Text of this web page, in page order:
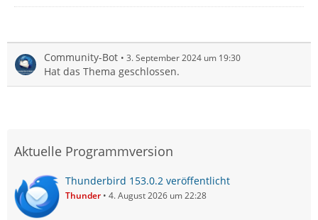
Community-Bot 3. September 2024 um 19:30
Hat das Thema geschlossen.
Aktuelle Programmversion
Thunderbird 153.0.2 veröffentlicht
Thunder 4. August 2026 um 22:28